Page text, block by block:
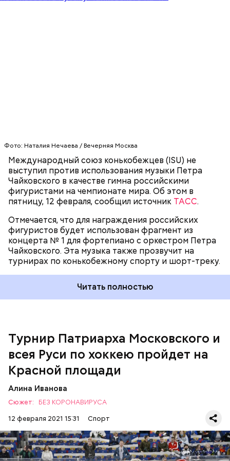
Фото: Наталия Нечаева / Вечерняя Москва
Международный союз конькобежцев (ISU) не
выступил против использования музыки Петра
Чайковского в качестве гимна российскими
фигуристами на чемпионате мира. Об этом в
пятницу, 12 февраля, сообщил источник ТАСС.
Отмечается, что для награждения российских
фигуристов будет использован фрагмент из
концерта № 1 для фортепиано с оркестром Петра
Чайковского. Эта музыка также прозвучит на
турнирах по конькобежному спорту и шорт-треку.
Читать полностью
Турнир Патриарха Московского и
всея Руси по хоккею пройдет на
Красной площади
Алина Иванова
Сюжет:
БЕЗ КОРОНАВИРУСА
12 февраля 2021 15:31
Спорт
18 февраля состоится финал Кубка Патриарха, за
победу в котором поборются восемь сильнейших
команд мальчиков и пять коллективов девочек со
Читайте также: Латвия единолично примет
чемпионат мира по хоккею в 2021 году